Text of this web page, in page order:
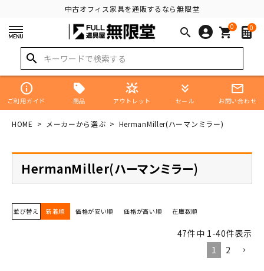
中古オフィス家具を通販するなら無限堂
search 0
shopping_cart 0
search
info
ご利用ガイド 商品
star_shine
アウトレット
keyboard_double_arrow_down
セール
mail_outline
お問い合わせ
HOME メーカーから選ぶ HermanMiller(ハーマンミラー)
HermanMiller(ハーマンミラー)
並び替え 新着順 価格が安い順 価格が高い順 在庫数順
47件中 1-40件表示
1
2